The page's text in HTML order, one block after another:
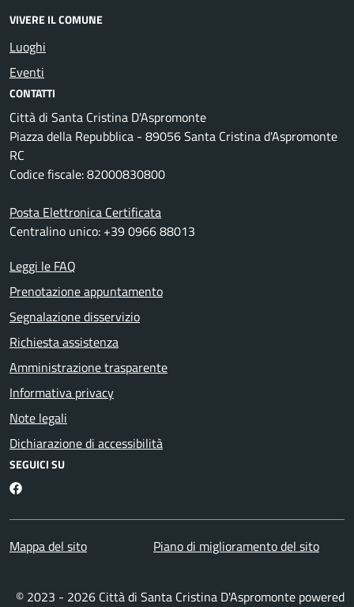
VIVERE IL COMUNE
Luoghi
Eventi
CONTATTI
Città di Santa Cristina D'Aspromonte
Piazza della Repubblica - 89056 Santa Cristina d'Aspromonte
RC
Codice fiscale: 82000830800
Posta Elettronica Certificata
Centralino unico: +39 0966 88013
Leggi le FAQ
Prenotazione appuntamento
Segnalazione disservizio
Richiesta assistenza
Amministrazione trasparente
Informativa privacy
Note legali
Dichiarazione di accessibilità
SEGUICI SU
Facebook
Mappa del sito Piano di miglioramento del sito
© 2023 - 2026 Città di Santa Cristina D'Aspromonte powered